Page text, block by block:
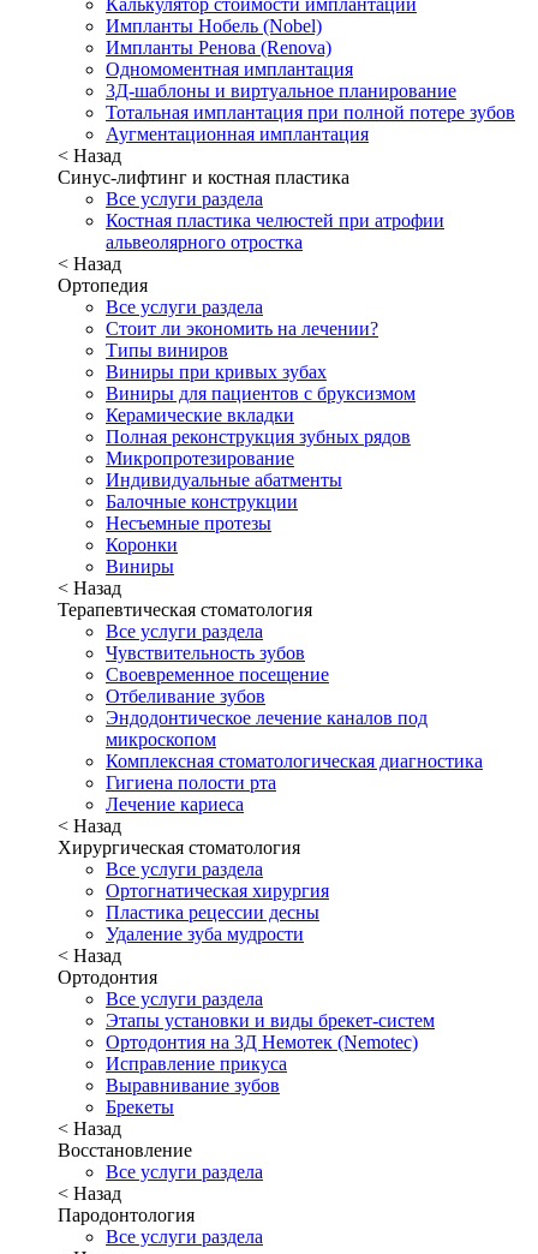
Калькулятор стоимости имплантации
Импланты Нобель (Nobel)
Импланты Ренова (Renova)
Одномоментная имплантация
3Д-шаблоны и виртуальное планирование
Тотальная имплантация при полной потере зубов
Аугментационная имплантация
< Назад
Синус-лифтинг и костная пластика
Все услуги раздела
Костная пластика челюстей при атрофии
альвеолярного отростка
< Назад
Ортопедия
Все услуги раздела
Стоит ли экономить на лечении?
Типы виниров
Виниры при кривых зубах
Виниры для пациентов с бруксизмом
Керамические вкладки
Полная реконструкция зубных рядов
Микропротезирование
Индивидуальные абатменты
Балочные конструкции
Несъемные протезы
Коронки
Виниры
< Назад
Терапевтическая стоматология
Все услуги раздела
Чувствительность зубов
Своевременное посещение
Отбеливание зубов
Эндодонтическое лечение каналов под
микроскопом
Комплексная стоматологическая диагностика
Гигиена полости рта
Лечение кариеса
< Назад
Хирургическая стоматология
Все услуги раздела
Ортогнатическая хирургия
Пластика рецессии десны
Удаление зуба мудрости
< Назад
Ортодонтия
Все услуги раздела
Этапы установки и виды брекет-систем
Ортодонтия на 3Д Немотек (Nemotec)
Исправление прикуса
Выравнивание зубов
Брекеты
< Назад
Восстановление
Все услуги раздела
< Назад
Пародонтология
Все услуги раздела